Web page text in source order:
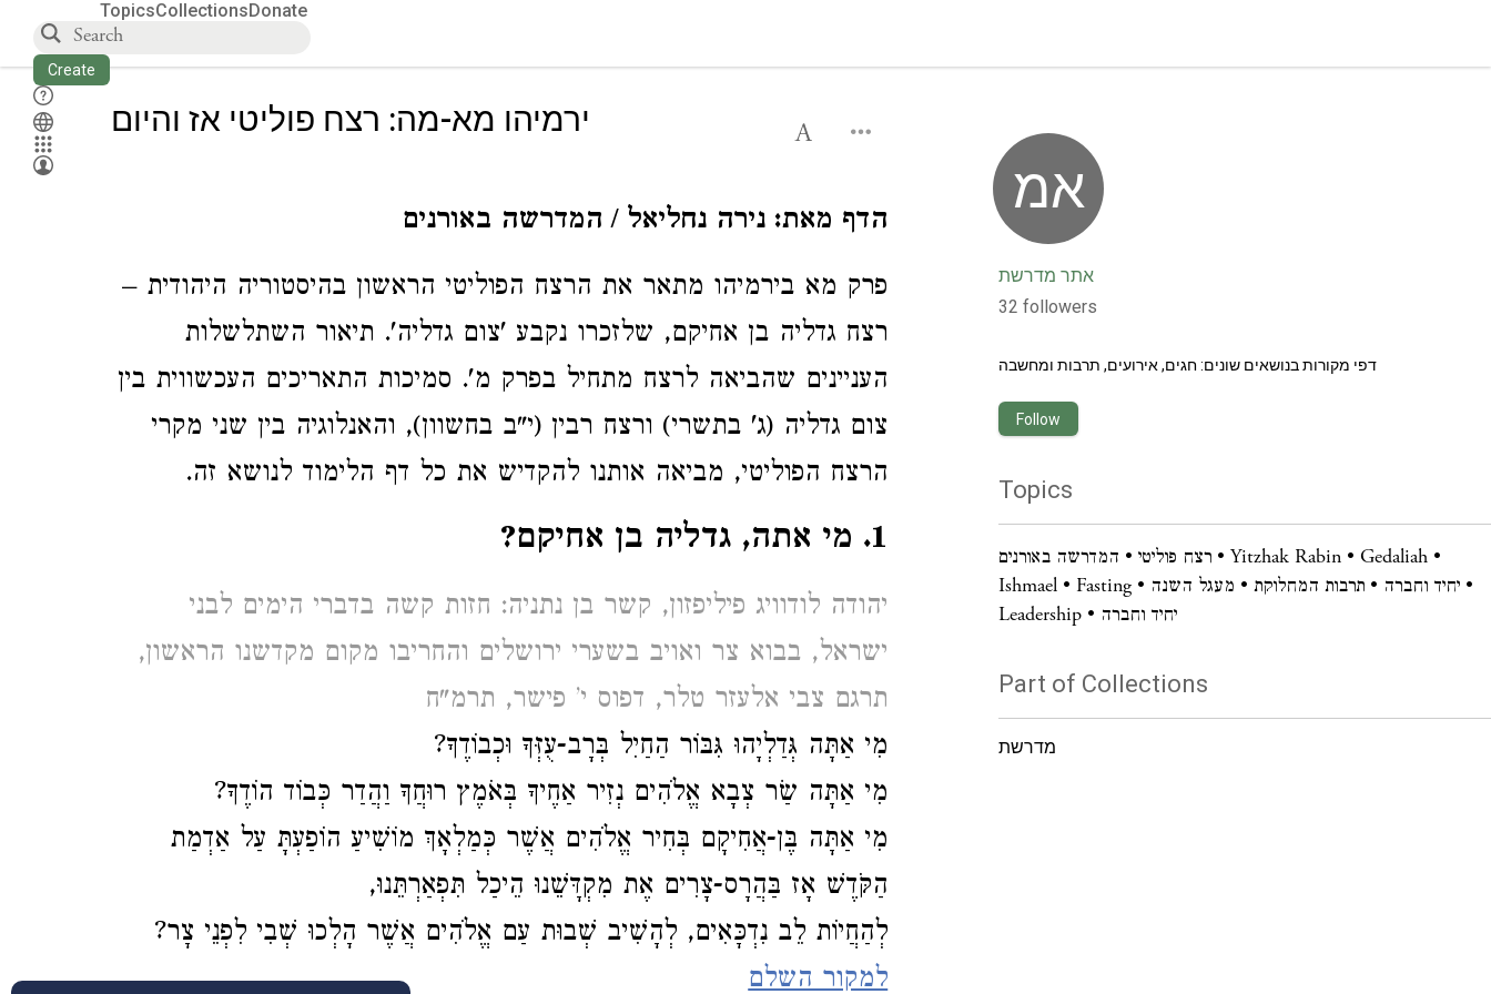
TopicsCollectionsDonate
Create
ירמיהו מא-מה: רצח פוליטי אז והיום
הדף מאת: נירה נחליאל / המדרשה באורנים
פרק מא בירמיהו מתאר את הרצח הפוליטי הראשון בהיסטוריה היהודית –
רצח גדליה בן אחיקם, שלזכרו נקבע 'צום גדליה'. תיאור השתלשלות
העניינים שהביאה לרצח מתחיל בפרק מ'. סמיכות התאריכים העכשווית בין
צום גדליה (ג' בתשרי) ורצח רבין (י"ב בחשוון), והאנלוגיה בין שני מקרי
הרצח הפוליטי, מביאה אותנו להקדיש את כל דף הלימוד לנושא זה.
1. מי אתה, גדליה בן אחיקם?
יהודה לודוויג פיליפזון, קשר בן נתניה: חזות קשה בדברי הימים לבני
ישראל, בבוא צר ואויב בשערי ירושלים והחריבו מקום מקדשנו הראשון,
תרגם צבי אלעזר טלר, דפוס י’ פישר, תרמ"ח
מִי אַתָּה גְּדַלְיָהוּ גִּבּוֹר הַחַיִל בְּרָב-עֻזְּךָ וּכְבוֹדֶךָ?
מִי אַתָּה שַׂר צְבָא אֱלֹהִים נְזִיר אַחֶיךָ בְּאֹמֶץ רוּחֲךָ וַהֲדַר כְּבוֹד הוֹדֶךָ?
מִי אַתָּה בֶּן-אֲחִיקָם בְּחִיר אֱלֹהִים אֲשֶׁר כְּמַלְאָךְ מוֹשִׁיעַ הוֹפַעְתָּ עַל אַדְמַת
הַקֹּדֶשׁ אָז בַּהֲרָס-צָרִים אֶת מִקְדָּשֵׁנוּ הֵיכַל תִּפְאַרְתֵּנוּ,
לְהַחֲיוֹת לֵב נִדְכָּאִים, לְהָשִׁיב שְׁבוּת עַם אֱלֹהִים אֲשֶׁר הָלְכוּ שְׁבִי לִפְנֵי צָר?
למקור השלם
אמ
אתר מדרשת
32 followers
דפי מקורות בנושאים שונים: חגים, אירועים, תרבות ומחשבה
Follow
Topics
המדרשה באורנים רצח פוליטי Yitzhak Rabin
Gedaliah
Ishmael
Fasting מעגל השנה תרבות המחלוקת
יחיד וחברה
Leadership
יחיד וחברה
Part of Collections
מדרשת